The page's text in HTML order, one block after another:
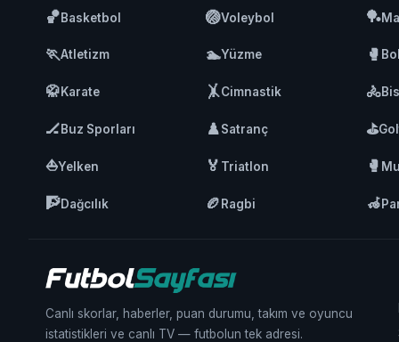
🏀Basketbol 🏐Voleybol 🏓
🏃Atletizm 🏊Yüzme 🥊
🥋Karate 🤸Cimnastik 🚴
🏒Buz Sporları ♟️Satranç ⛳
⛵Yelken 🏅 Triatlon 🥊
🧗Dağcılık 🏉 Ragbi 🦽
Canlı skorlar, haberler, puan durumu, takım ve oyuncu
istatistikleri ve canlı TV — futbolun tek adresi.